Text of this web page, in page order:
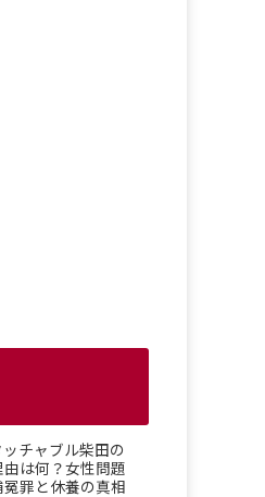
ッチャブル柴田の
由は何？女性問題
冤罪と休養の真相